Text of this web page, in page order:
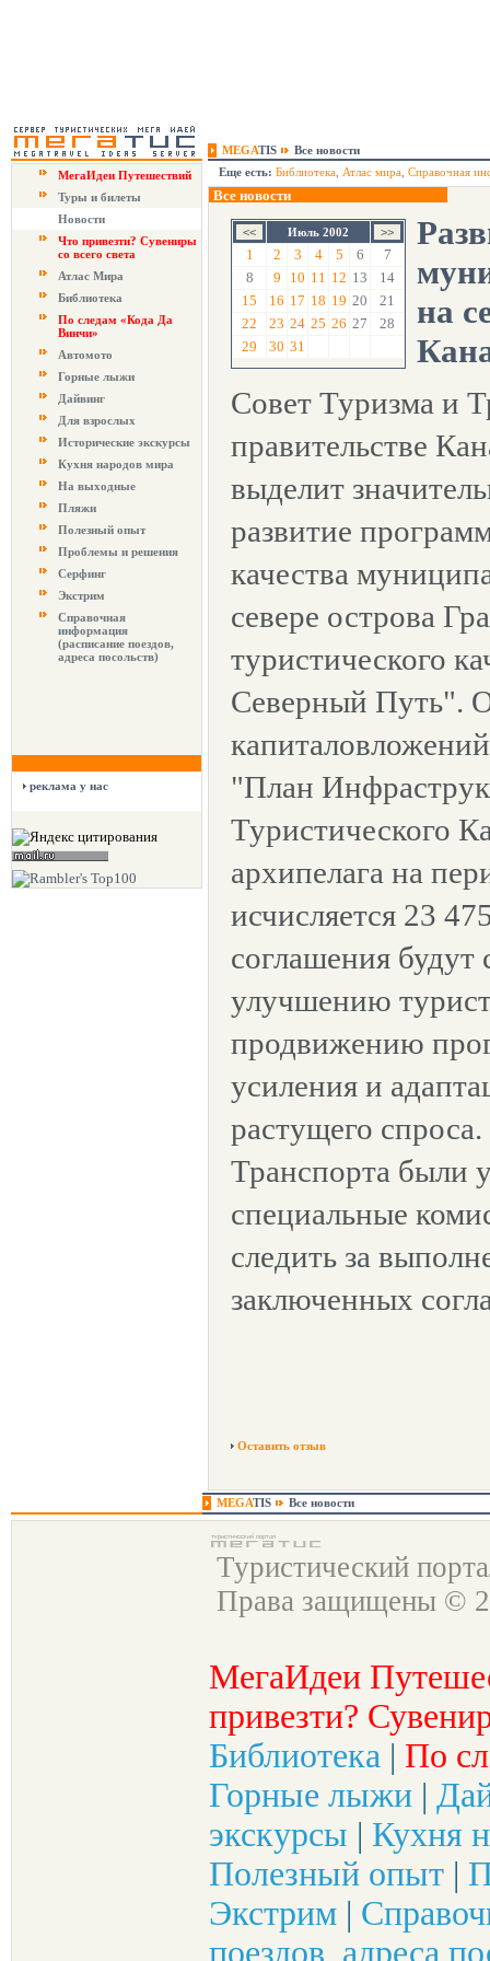
MEGATIS
Все новости
МегаИдеи Путешествий
Туры и билеты
Новости
Что привезти? Сувениры
со всего света
Атлас Мира
Библиотека
По следам «Кода Да
Винчи»
Автомото
Горные лыжи
Дайвинг
Для взрослых
Исторические экскурсы
Кухня народов мира
На выходные
Пляжи
Полезный опыт
Проблемы и решения
Серфинг
Экстрим
Справочная
информация
(расписание поездов,
адреса посольств)
реклама у нас
Еще есть: Библиотека Атлас мира Справочная
Все новости
Июль 2002
1 2 3 4 5 6
7
8
9 10 11 12 13
14
15
16 17 18 19 20
21
22
23 24 25 26 27
28
29
30 31
на
Совет Туризма и
правительстве
выделит
развитие
качества
севере острова
туристического
Северный Путь".
"План
Туристического
архипелага на
исчисляется 23
соглашения будут
улучшению
продвижению
усиления и
растущего
Транспорта были
специальные
следить за
заключенных
Оставить отзыв
MEGATIS Все новости
Туристический
Права защищены ©
МегаИдеи
привезти?
Библиотека | По
Горные лыжи |
экскурсы | Кухня
Полезный опыт |
Экстрим |
поездов, адреса